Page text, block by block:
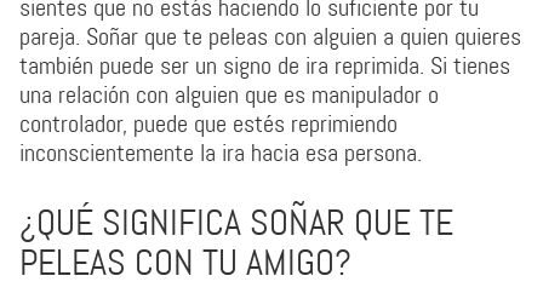
sientes que no estás haciendo lo suficiente por tu
pareja. Soñar que te peleas con alguien a quien quieres
también puede ser un signo de ira reprimida. Si tienes
una relación con alguien que es manipulador o
controlador, puede que estés reprimiendo
inconscientemente la ira hacia esa persona.
¿QUÉ SIGNIFICA SOÑAR QUE TE
PELEAS CON TU AMIGO?